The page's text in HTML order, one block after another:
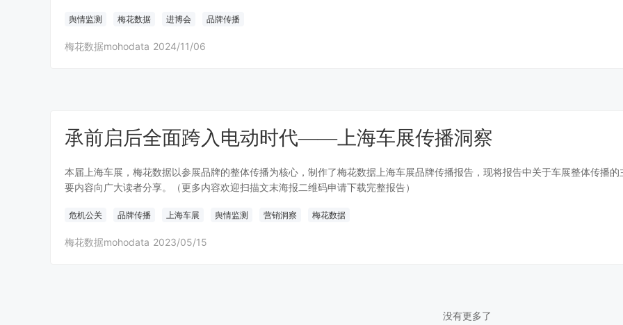
舆情监测 梅花数据 进博会 品牌传播
梅花数据mohodata 2024/11/06
承前启后全面跨入电动时代——上海车展传播洞察
本届上海车展，梅花数据以参展品牌的整体传播为核心，制作了梅花数据上海车展品牌传播报告，现将报告中关于车展整体传播的
要内容向广大读者分享。（更多内容欢迎扫描文末海报二维码申请下载完整报告）
危机公关 品牌传播 上海车展 舆情监测 营销洞察 梅花数据
梅花数据mohodata 2023/05/15
没有更多了